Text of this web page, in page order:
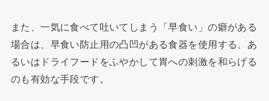
また、一気に食べて吐いてしまう「早食い」の癖がある
場合は、早食い防止用の凸凹がある食器を使用する、あ
るいはドライフードをふやかして胃への刺激を和らげる
のも有効な手段です。